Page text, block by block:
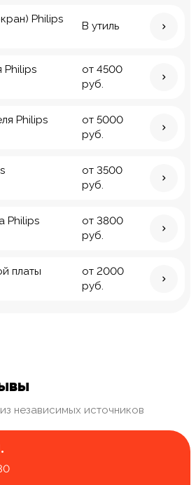
Philips
В утиль
Philips
от 4500
руб.
Philips
от 5000
руб.
от 3500
руб.
Philips
от 3800
руб.
платы
от 2000
руб.
независимых источников